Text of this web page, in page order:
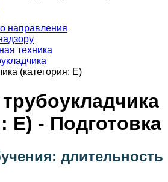
направления
техника
(категория: E)
E) - Подготовка
длительность